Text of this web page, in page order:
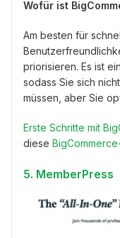
Wofür ist
Am besten für
priorisieren. Es ist
sodass Sie sich
müssen, aber Sie
Erste Schritte mit
diese
5. MemberPress